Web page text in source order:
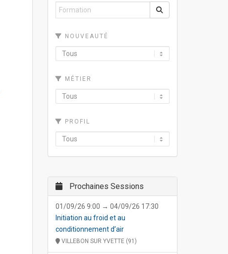
NOUVEAUTÉ
MÉTIER
PROFIL
Prochaines Sessions
01/09/26 9:00 → 04/09/26 17:30
Initiation au froid et au
conditionnement d’air
VILLEBON SUR YVETTE (91)